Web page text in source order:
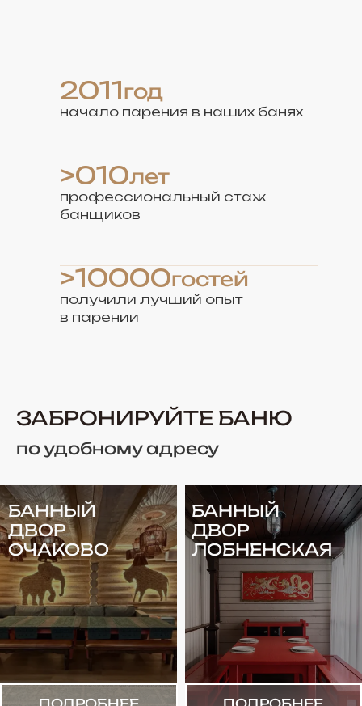
>10000гостей
получили лучший опыт
в парении
>010лет
профессиональный стаж
банщиков
2011год
начало парения в наших банях
по удобному адресу
ЗАБРОНИРУЙТЕ БАНЮ
БАННЫЙ
ДВОР
ОЧАКОВО
БАННЫЙ
ДВОР
ЛОБНЕНСКАЯ